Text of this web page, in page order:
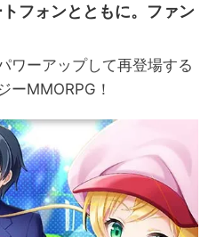
フォンとともに。ファン
ワーアップして再登場する
ーMMORPG！